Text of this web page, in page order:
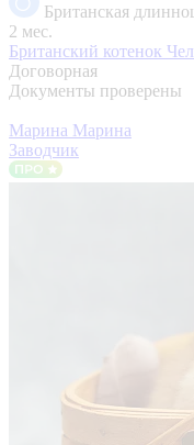
Британская
2 мес.
Британский котенок
Договорная
Документы проверены
Марина Марина
Заводчик